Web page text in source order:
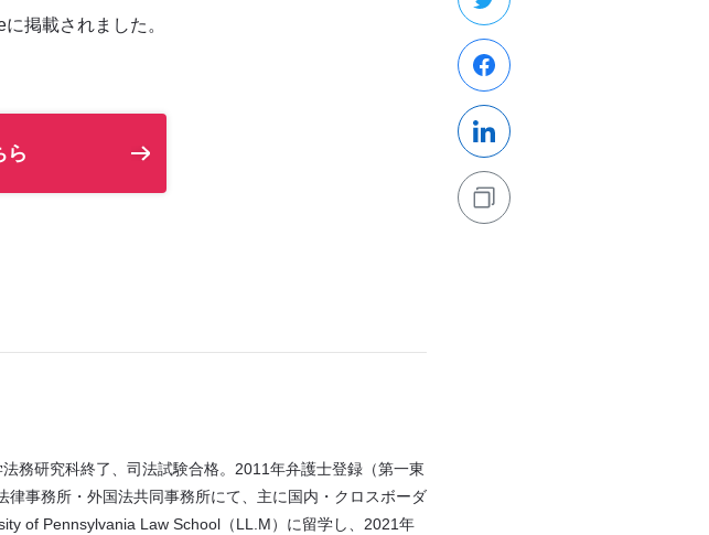
掲載されました。
ら
務研究科終了、司法試験合格。2011年弁護士登録（第一東
事務所・外国法共同事務所にて、主に国内・クロスボーダ
of Pennsylvania Law School（LL.M）に留学し、2021年